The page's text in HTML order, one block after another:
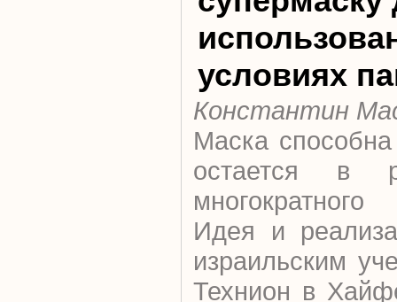
условиях
Константин
Маска
остается в
Идея и
израильским
Технион в